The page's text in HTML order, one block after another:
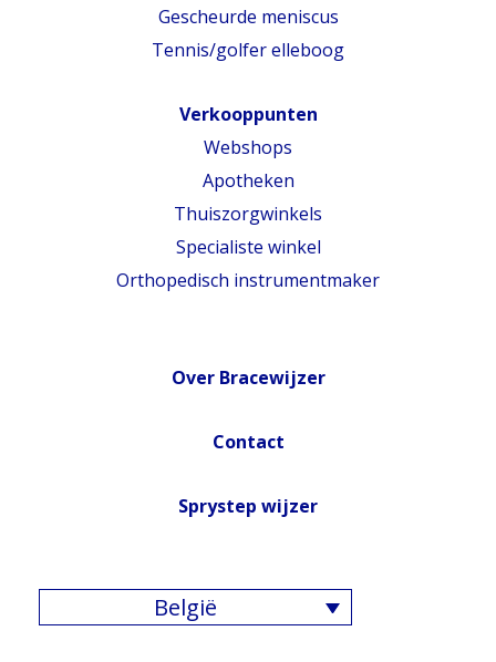
Gescheurde meniscus
Tennis/golfer elleboog
Verkooppunten
Webshops
Apotheken
Thuiszorgwinkels
Specialiste winkel
Orthopedisch instrumentmaker
Over Bracewijzer
Contact
Sprystep wijzer
België